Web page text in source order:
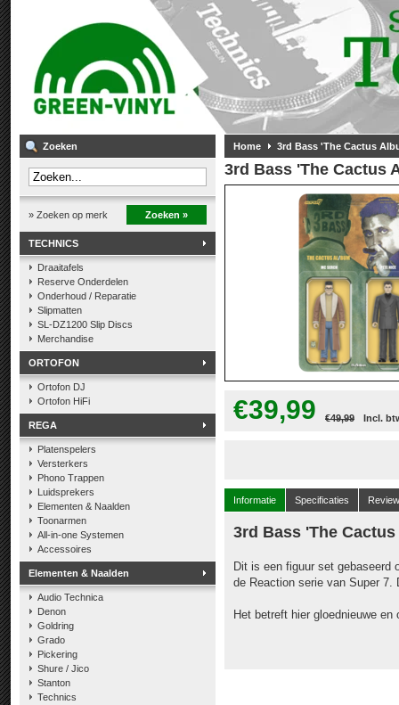
Zoeken
» Zoeken op merk Zoeken »
TECHNICS
Draaitafels
Reserve Onderdelen
Onderhoud / Reparatie
Slipmatten
SL-DZ1200 Slip Discs
Merchandise
ORTOFON
Ortofon DJ
Ortofon HiFi
REGA
Platenspelers
Versterkers
Phono Trappen
Luidsprekers
Elementen & Naalden
Toonarmen
All-in-one Systemen
Accessoires
Elementen & Naalden
Audio Technica
Denon
Goldring
Grado
Pickering
Shure / Jico
Stanton
Technics
Home 3rd Bass 'The Cactus
3rd Bass 'The Cactus
€39,99 €49,99 Incl.
Informatie Specificaties
3rd Bass 'The
Dit is een figuur set gebaseerd
de Reaction serie van Super
Het betreft hier gloednieuwe